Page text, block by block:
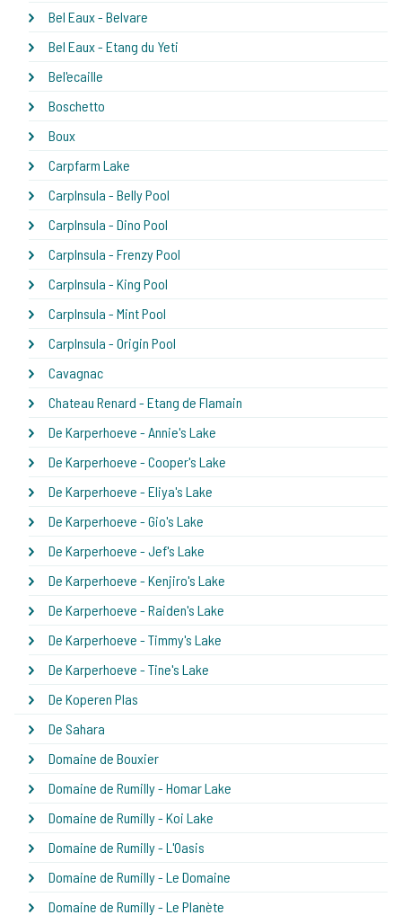
Bel Eaux - Belvare
Bel Eaux - Etang du Yeti
Bel'ecaille
Boschetto
Boux
Carpfarm Lake
CarpInsula - Belly Pool
CarpInsula - Dino Pool
CarpInsula - Frenzy Pool
CarpInsula - King Pool
CarpInsula - Mint Pool
CarpInsula - Origin Pool
Cavagnac
Chateau Renard - Etang de Flamain
De Karperhoeve - Annie's Lake
De Karperhoeve - Cooper's Lake
De Karperhoeve - Eliya's Lake
De Karperhoeve - Gio's Lake
De Karperhoeve - Jef's Lake
De Karperhoeve - Kenjiro's Lake
De Karperhoeve - Raiden's Lake
De Karperhoeve - Timmy's Lake
De Karperhoeve - Tine's Lake
De Koperen Plas
De Sahara
Domaine de Bouxier
Domaine de Rumilly - Homar Lake
Domaine de Rumilly - Koi Lake
Domaine de Rumilly - L'Oasis
Domaine de Rumilly - Le Domaine
Domaine de Rumilly - Le Planète